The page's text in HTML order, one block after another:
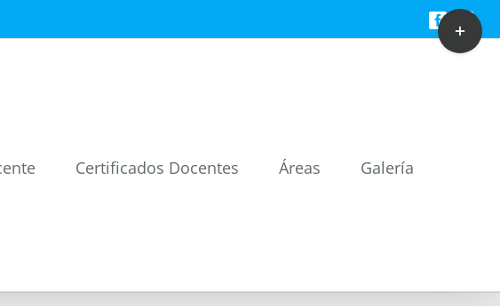
Facebook
Certificados Docentes Áreas Galería
Toggle
Sliding